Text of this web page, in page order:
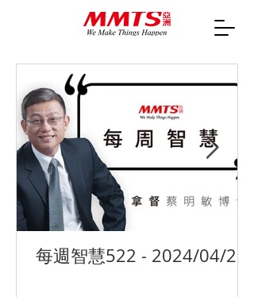
每週智慧522 - 2024/04/29